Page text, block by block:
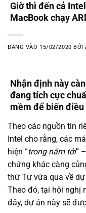
Giờ thì đến cả
MacBook chạy
ĐĂNG VÀO 15/02/2020 BỞI
Nhận định này
đang tích cực
mềm để biến
Theo các nguồn tin
Intel cho rằng, các
hiện “trong năm tới”
chứng khác càng
thứ Tư vừa qua về dự
Theo đó, tại hội nghị
đây, dự án này sẽ